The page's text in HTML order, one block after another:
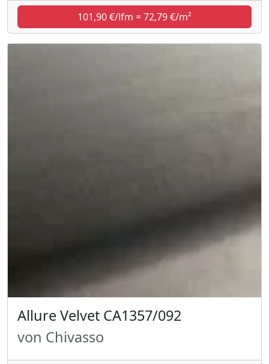
101,90 €/lfm = 72,79 €/m²
Allure Velvet CA1357/092
von Chivasso